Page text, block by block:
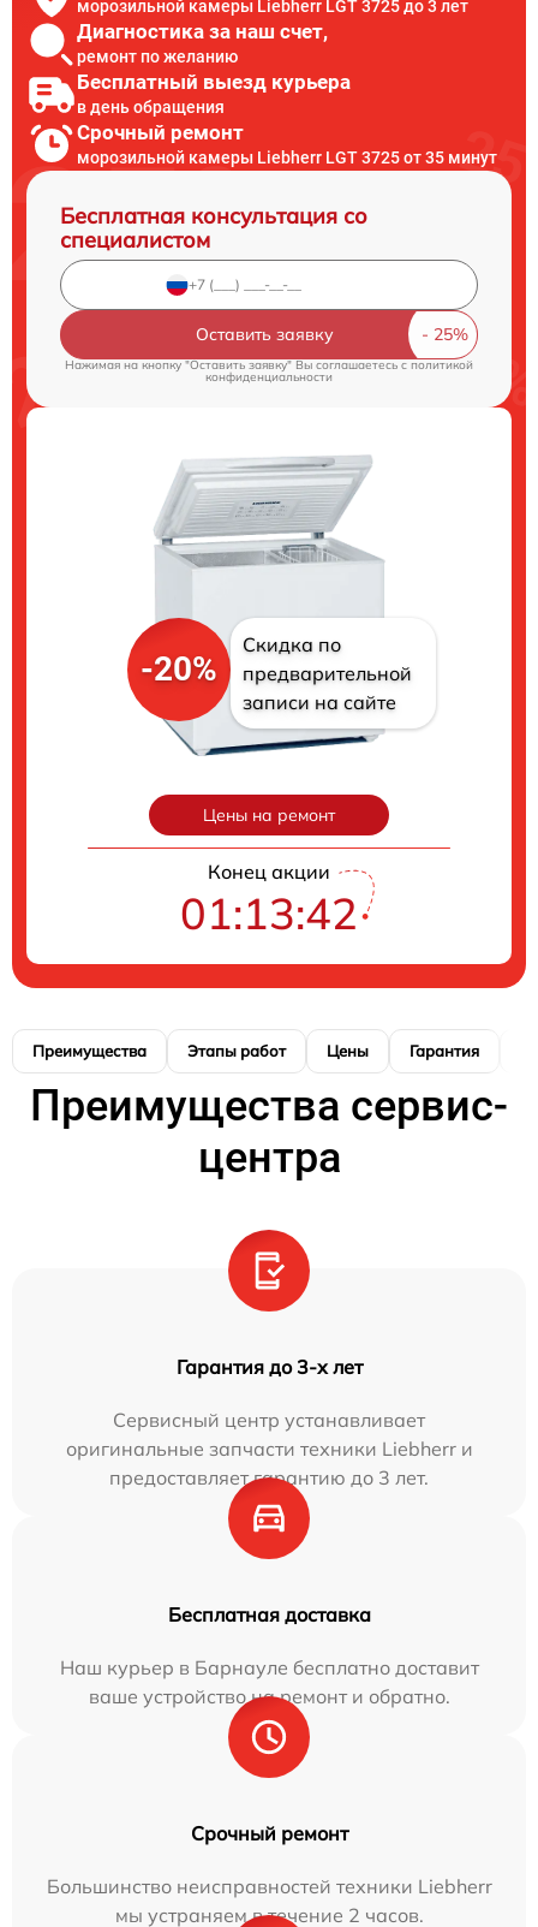
морозильной камеры Liebherr LGT 3725 до 3 лет
Диагностика за наш счет,
ремонт по желанию
Бесплатный выезд курьера
в день обращения
Срочный ремонт
морозильной камеры Liebherr LGT 3725 от 35 минут
Бесплатная консультация со
специалистом
Оставить заявку
Нажимая на кнопку "Оставить заявку" Вы соглашаетесь cполитикой
конфиденциальности
-20%
Скидка по
предварительной
записи на сайте
Цены на ремонт
Конец акции
01:13:42
Преимущества Этапы работ Цены Гарантия
Преимущества сервис-
центра
Гарантия до 3-х лет
Сервисный центр устанавливает
оригинальные запчасти техники Liebherr и
предоставляет гарантию до 3 лет.
Бесплатная доставка
Наш курьер в Барнауле бесплатно доставит
ваше устройство на ремонт и обратно.
Срочный ремонт
Большинство неисправностей техники Liebherr
мы устраняем в течение 2 часов.